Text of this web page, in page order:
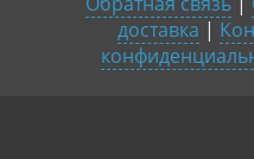
доставка |